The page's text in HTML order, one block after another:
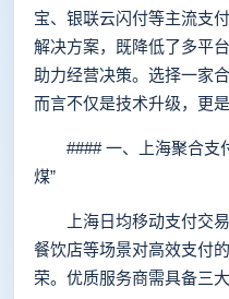
宝、银联云闪付等主流支
解决方案，既降低了多平
助力经营决策。选择一家
而言不仅是技术升级，更
#### 一、上海聚合支
煤”
上海日均移动支付交易
餐饮店等场景对高效支付
荣。优质服务商需具备三大